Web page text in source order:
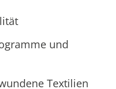
und
Textilien